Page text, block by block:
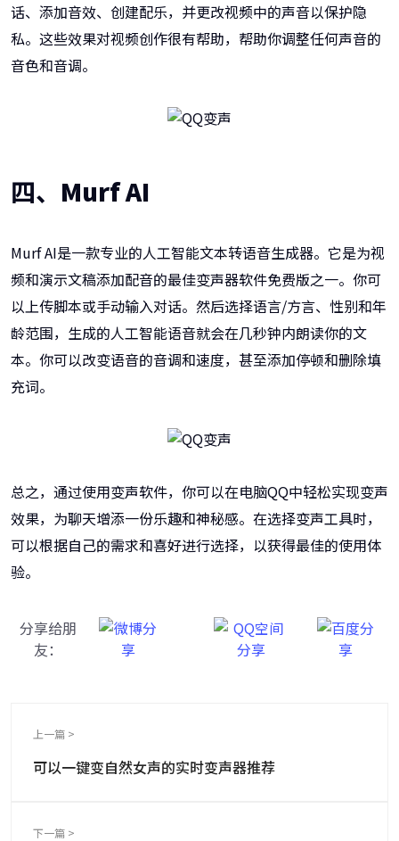
话、添加音效、创建配乐，并更改视频中的声音以保护隐
私。这些效果对视频创作很有帮助，帮助你调整任何声音的
音色和音调。
四、 Murf AI
Murf AI是一款专业的人工智能文本转语音生成器。它是为视
频和演示文稿添加配音的最佳变声器软件免费版之一。你可
以上传脚本或手动输入对话。然后选择语言/方言、性别和年
龄范围，生成的人工智能语音就会在几秒钟内朗读你的文
本。你可以改变语音的音调和速度，甚至添加停顿和删除填
充词。
总之，通过使用变声软件，你可以在电脑QQ中轻松实现变声
效果，为聊天增添一份乐趣和神秘感。在选择变声工具时，
可以根据自己的需求和喜好进行选择，以获得最佳的使用体
验。
分享给朋
友：
上一篇 >
可以一键变自然女声的实时变声器推荐
下一篇 >